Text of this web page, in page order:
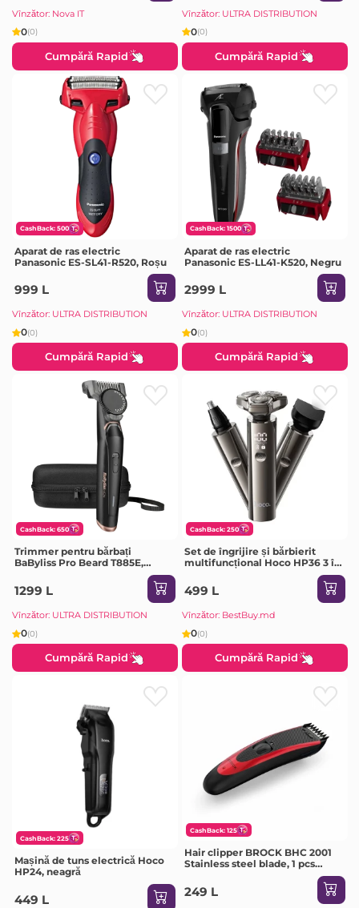
Vînzător: Nova IT
0(0)
Cumpără Rapid
Vînzător: ULTRA DISTRIBUTION
0(0)
Cumpără Rapid
CashBack: 500
Aparat de ras electric
Panasonic ES-SL41-R520, Roșu
999 L
Vînzător: ULTRA DISTRIBUTION
0(0)
Cumpără Rapid
CashBack: 1500
Aparat de ras electric
Panasonic ES-LL41-K520, Negru
2999 L
Vînzător: ULTRA DISTRIBUTION
0(0)
Cumpără Rapid
CashBack: 650
Trimmer pentru bărbați
BaByliss Pro Beard T885E,
1299 L
Vînzător: ULTRA DISTRIBUTION
0(0)
Cumpără Rapid
CashBack: 250
Set de îngrijire și bărbierit
multifuncțional Hoco HP36 3 în
499 L
Vînzător: BestBuy.md
0(0)
Cumpără Rapid
CashBack: 225
Mașină de tuns electrică Hoco
HP24, neagră
449 L
CashBack: 125
Hair clipper BROCK BHC 2001
Stainless steel blade, 1 pcs
lenght: 3-15mm, Special rotary
button (24 steps to choose) for
249 L